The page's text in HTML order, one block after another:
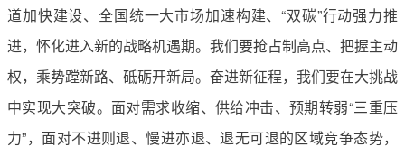
道加快建设、全国统一大市场加速构建、“双碳”行动强力推
进，怀化进入新的战略机遇期。我们要抢占制高点、把握主动
权，乘势蹚新路、砥砺开新局。奋进新征程，我们要在大挑战
中实现大突破。面对需求收缩、供给冲击、预期转弱“三重压
力”，面对不进则退、慢进亦退、退无可退的区域竞争态势，